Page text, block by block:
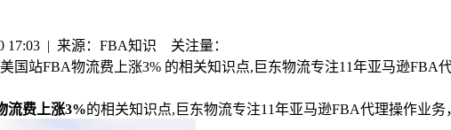
17:03 | 来源：FBA知识 关注量：
国站FBA物流费上涨3% 的相关知识点,巨东物流专注11年亚马逊
流费上涨3%的相关知识点,巨东物流专注11年亚马逊FBA代理操作业